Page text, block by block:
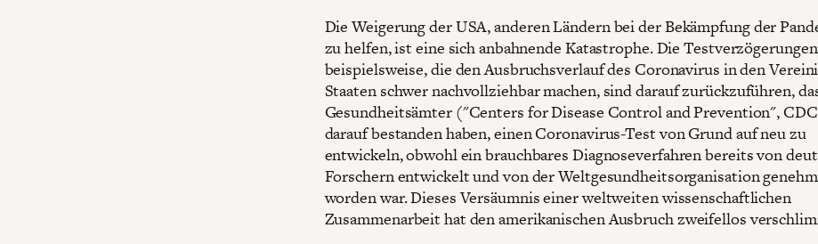
Die Weigerung der USA, anderen Ländern bei der Bekämpfung der
zu helfen, ist eine sich anbahnende Katastrophe. Die Testverzögerungen
beispielsweise, die den Ausbruchsverlauf des Coronavirus in den
Staaten schwer nachvollziehbar machen, sind darauf zurückzuführen,
Gesundheitsämter ("Centers for Disease Control and Prevention",
darauf bestanden haben, einen Coronavirus-Test von Grund auf neu zu
entwickeln, obwohl ein brauchbares Diagnoseverfahren bereits von
Forschern entwickelt und von der Weltgesundheitsorganisation
worden war. Dieses Versäumnis einer weltweiten wissenschaftlichen
Zusammenarbeit hat den amerikanischen Ausbruch zweifellos